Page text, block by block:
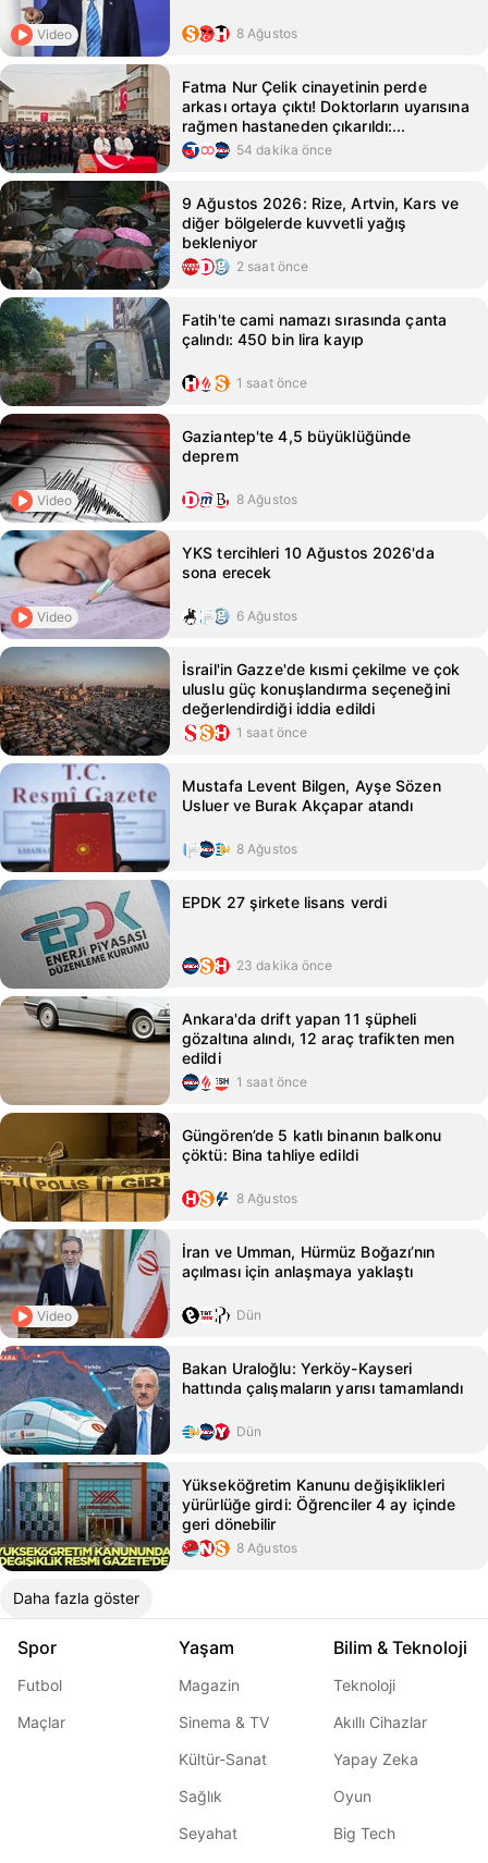
Video 8 Ağustos
Fatma Nur Çelik cinayetinin perde
arkası ortaya çıktı! Doktorların uyarısına
rağmen hastaneden çıkarıldı:...
54 dakika önce
9 Ağustos 2026: Rize, Artvin, Kars ve
diğer bölgelerde kuvvetli yağış
bekleniyor
2 saat önce
Fatih'te cami namazı sırasında çanta
çalındı: 450 bin lira kayıp
1 saat önce
Video
Gaziantep'te 4,5 büyüklüğünde
deprem
8 Ağustos
Video
YKS tercihleri 10 Ağustos 2026'da
sona erecek
6 Ağustos
İsrail'in Gazze'de kısmi çekilme ve çok
uluslu güç konuşlandırma seçeneğini
değerlendirdiği iddia edildi
1 saat önce
Mustafa Levent Bilgen, Ayşe Sözen
Usluer ve Burak Akçapar atandı
8 Ağustos
EPDK 27 şirkete lisans verdi
23 dakika önce
Ankara'da drift yapan 11 şüpheli
gözaltına alındı, 12 araç trafikten men
edildi
1 saat önce
Güngören’de 5 katlı binanın balkonu
çöktü: Bina tahliye edildi
8 Ağustos
Video
İran ve Umman, Hürmüz Boğazı’nın
açılması için anlaşmaya yaklaştı
Dün
Bakan Uraloğlu: Yerköy-Kayseri
hattında çalışmaların yarısı tamamlandı
Dün
Yükseköğretim Kanunu değişiklikleri
yürürlüğe girdi: Öğrenciler 4 ay içinde
geri dönebilir
8 Ağustos
Daha fazla göster
Spor
Futbol
Maçlar
Yaşam
Magazin
Sinema & TV
Kültür-Sanat
Sağlık
Seyahat
Bilim & Teknoloji
Teknoloji
Akıllı Cihazlar
Yapay Zeka
Oyun
Big Tech